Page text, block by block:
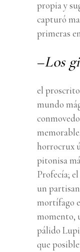
propia y
capturó
primeras
–Los
el
mundo
horrocrux
pitonisa
Profecía;
un
mortífago
momento,
pálido
que